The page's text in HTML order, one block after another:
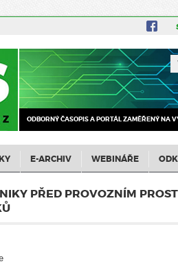
ODBORNÝ ČASOPIS A PORTÁL ZAMĚŘENÝ NA
E-ARCHIV WEBINÁŘE
PŘED PROVOZNÍM